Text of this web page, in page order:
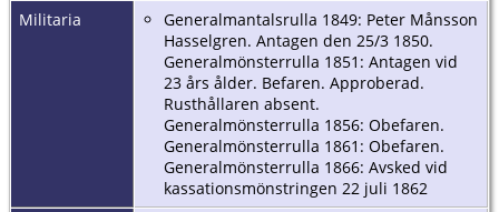
Militaria
Generalmantalsrulla 1849: Peter Månsson
Hasselgren. Antagen den 25/3 1850.
Generalmönsterrulla 1851: Antagen vid
23 års ålder. Befaren. Approberad.
Rusthållaren absent.
Generalmönsterrulla 1856: Obefaren.
Generalmönsterrulla 1861: Obefaren.
Generalmönsterrulla 1866: Avsked vid
kassationsmönstringen 22 juli 1862